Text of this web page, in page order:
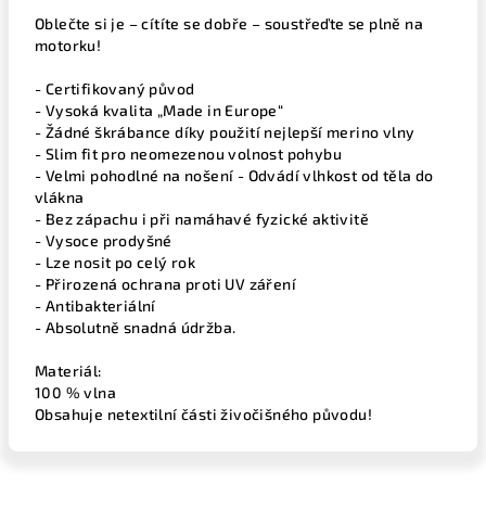
Oblečte si je – cítíte se dobře – soustřeďte se plně na
motorku!
- Certifikovaný původ
- Vysoká kvalita „Made in Europe“
- Žádné škrábance díky použití nejlepší merino vlny
- Slim fit pro neomezenou volnost pohybu
- Velmi pohodlné na nošení - Odvádí vlhkost od těla do
vlákna
- Bez zápachu i při namáhavé fyzické aktivitě
- Vysoce prodyšné
- Lze nosit po celý rok
- Přirozená ochrana proti UV záření
- Antibakteriální
- Absolutně snadná údržba.
Materiál:
100 % vlna
Obsahuje netextilní části živočišného původu!